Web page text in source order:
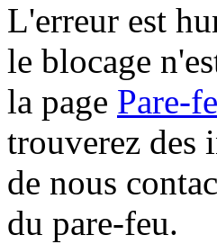
L'erreur est
le blocage
la page Pare-
trouverez des
de nous
du pare-feu.